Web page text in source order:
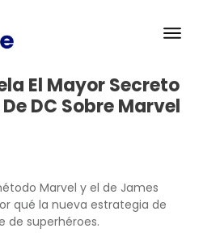
El Mayor Secreto
DC Sobre Marvel
Marvel y el de James
qué la nueva estrategia de
de superhéroes.